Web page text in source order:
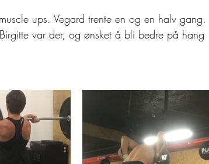
ups. Vegard trente en og en halv gang.
var der, og ønsket å bli bedre på hang